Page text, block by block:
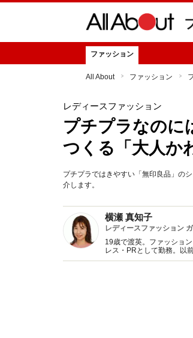
ファッション
All About ファッション
レディースファッション
プチプラなのに
つくる「大人か
プチプラではきやすい「無印良品」の
介します。
横瀬 真知子
レディースファッション
19歳で渡英。ファッショ
レス・PRとして勤務。以
得た知識をもとに、フレ